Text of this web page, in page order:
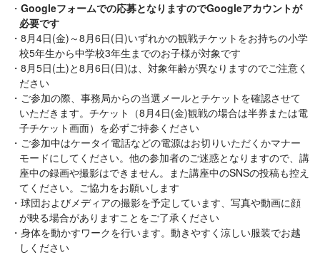
Googleフォームでの応募となりますのでGoogleアカウントが
必要です
8月4日(金)～8月6日(日)いずれかの観戦チケットをお持ちの小学
校5年生から中学校3年生までのお子様が対象です
8月5日(土)と8月6日(日)は、対象年齢が異なりますのでご注意く
ださい
ご参加の際、事務局からの当選メールとチケットを確認させて
いただきます。チケット（8月4日(金)観戦の場合は半券または電
子チケット画面）を必ずご持参ください
ご参加中はケータイ電話などの電源はお切りいただくかマナー
モードにしてください。他の参加者のご迷惑となりますので、講
座中の録画や撮影はできません。また講座中のSNSの投稿も控え
てください。ご協力をお願いします
球団およびメディアの撮影を予定しています、写真や動画に顔
が映る場合がありますことをご了承ください
身体を動かすワークを行います。動きやすく涼しい服装でお越
しください